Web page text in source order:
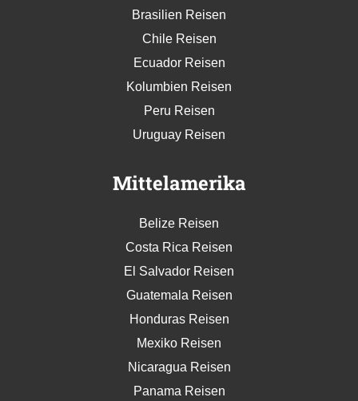
Brasilien Reisen
Chile Reisen
Ecuador Reisen
Kolumbien Reisen
Peru Reisen
Uruguay Reisen
Mittelamerika
Belize Reisen
Costa Rica Reisen
El Salvador Reisen
Guatemala Reisen
Honduras Reisen
Mexiko Reisen
Nicaragua Reisen
Panama Reisen